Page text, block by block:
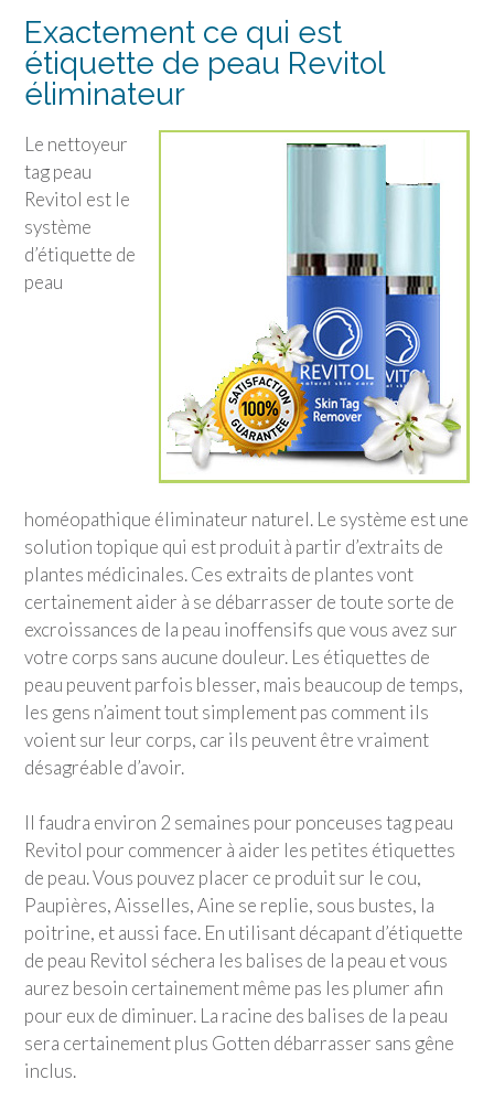
Exactement ce qui est
étiquette de peau Revitol
éliminateur
Le nettoyeur
tag peau
Revitol est le
système
d’étiquette de
peau
homéopathique éliminateur naturel. Le système est une
solution topique qui est produit à partir d’extraits de
plantes médicinales. Ces extraits de plantes vont
certainement aider à se débarrasser de toute sorte de
excroissances de la peau inoffensifs que vous avez sur
votre corps sans aucune douleur. Les étiquettes de
peau peuvent parfois blesser, mais beaucoup de temps,
les gens n’aiment tout simplement pas comment ils
voient sur leur corps, car ils peuvent être vraiment
désagréable d’avoir.
Il faudra environ 2 semaines pour ponceuses tag peau
Revitol pour commencer à aider les petites étiquettes
de peau. Vous pouvez placer ce produit sur le cou,
Paupières, Aisselles, Aine se replie, sous bustes, la
poitrine, et aussi face. En utilisant décapant d’étiquette
de peau Revitol séchera les balises de la peau et vous
aurez besoin certainement même pas les plumer afin
pour eux de diminuer. La racine des balises de la peau
sera certainement plus Gotten débarrasser sans gêne
inclus.